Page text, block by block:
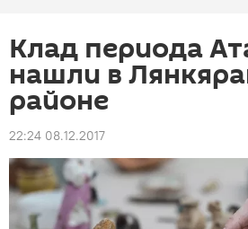
Клад периода
нашли в
районе
22:24 08.12.2017